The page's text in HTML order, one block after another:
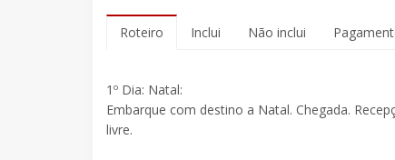
Roteiro Inclui Não inclui
1º Dia: Natal:
Embarque com destino a Natal. Chegada.
livre.